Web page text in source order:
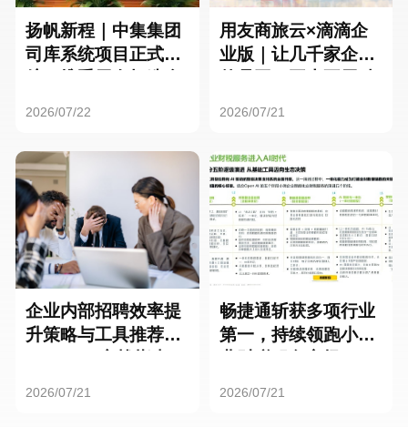
扬帆新程｜中集集团
司库系统项目正式启
2026/07/22
用友商旅云×滴滴企
业版｜让几千家企业
2026/07/21
企业内部招聘效率提
升策略与工具推荐：
2026/07/21
畅捷通斩获多项行业
第一，持续领跑小微
2026/07/21